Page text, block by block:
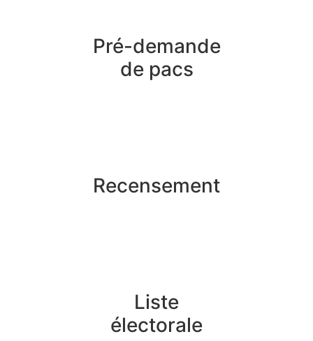
Pré-demande
de pacs
Recensement
Liste
électorale